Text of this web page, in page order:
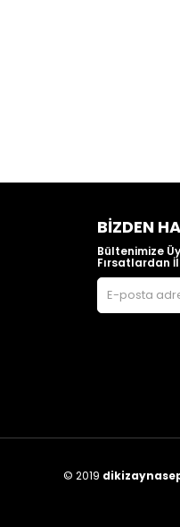
BIZDEN
Bültenimize
Fırsatlardan
© 2019